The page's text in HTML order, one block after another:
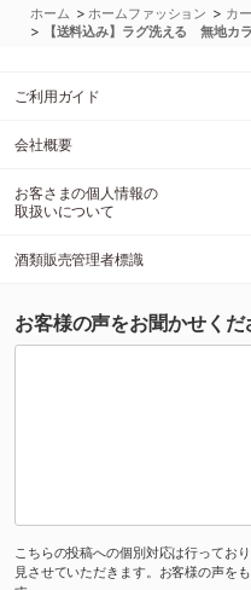
ホーム > ホームファッション > カ
> 【送料込み】ラグ洗える 無地カ
ご利用ガイド
会社概要
お客さまの個人情報の
取扱いについて
酒類販売管理者標識
お客様の声をお聞かせくだ
こちらの投稿への個別対応は行ってお
見させていただきます。お客様の声を